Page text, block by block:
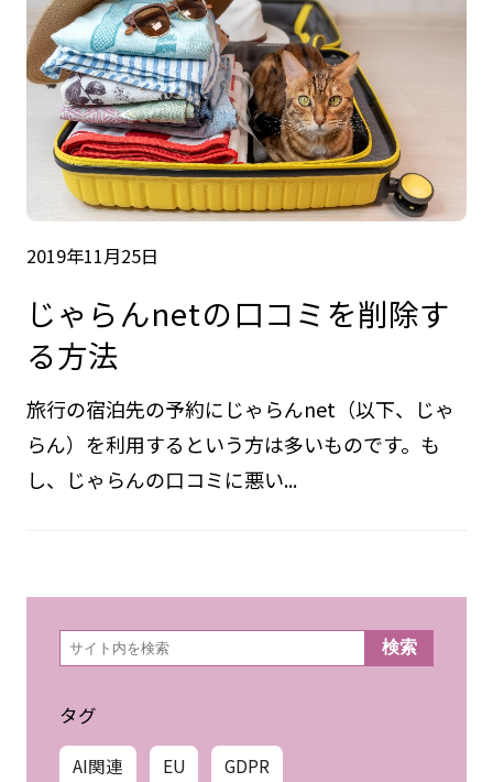
2019年11月25日
じゃらんnetの口コミを削除す
る方法
旅行の宿泊先の予約にじゃらんnet（以下、じゃ
らん）を利用するという方は多いものです。も
し、じゃらんの口コミに悪い...
検
索 検索
タグ
AI関連 EU GDPR